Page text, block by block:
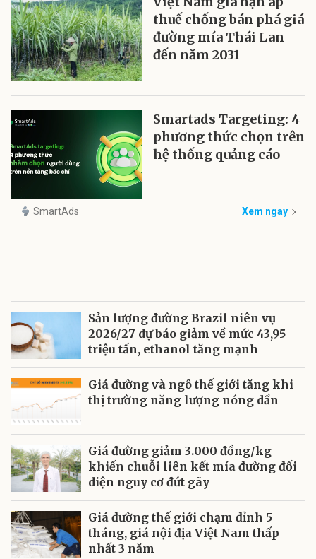
thuế chống bán phá giá
đường mía Thái Lan
đến năm 2031
Smartads Targeting: 4
phương thức chọn trên
hệ thống quảng cáo
SmartAds Xem ngay
Sản lượng đường Brazil niên vụ
2026/27 dự báo giảm về mức 43,95
triệu tấn, ethanol tăng mạnh
Giá đường và ngô thế giới tăng khi
thị trường năng lượng nóng dần
Giá đường giảm 3.000 đồng/kg
khiến chuỗi liên kết mía đường đối
diện nguy cơ đứt gãy
Giá đường thế giới chạm đỉnh 5
tháng, giá nội địa Việt Nam thấp
nhất 3 năm